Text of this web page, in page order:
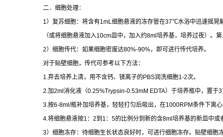
二．细胞处理：
1 ）复苏细胞：将含有1mL 细胞悬液的冻存管在37℃水浴中迅速摇晃
（或将细胞悬液加入10cm皿中，加入约8ml培养基，培养过夜）。第
2）细胞传代：如果细胞密度达80%-90%，即可进行传代培养。
对于贴壁细胞，传代可参考以下方法：
1. 弃去培养上清，用不含钙、镁离子的PBS润洗细胞1-2次。
2. 加2ml消化液（0.25%Trypsin-0.53mM EDTA）于培养瓶中，置于
3. 按6-8ml/瓶补加培养基，轻轻打匀后吸出，在1000RPM条件下离心
4. 将细胞悬液按1 ： 2到 1 ： 5的比例分到新的含8ml培养基的新皿中或
3）细胞冻存：待细胞生长状态良好时，可进行细胞冻存。贴壁细